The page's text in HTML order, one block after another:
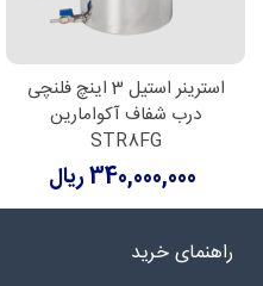
استرینر استیل 3 اینچ فلنچی
درب شفاف آکوامارین
STR8FG
340,000,000 ریال
راهنمای خرید